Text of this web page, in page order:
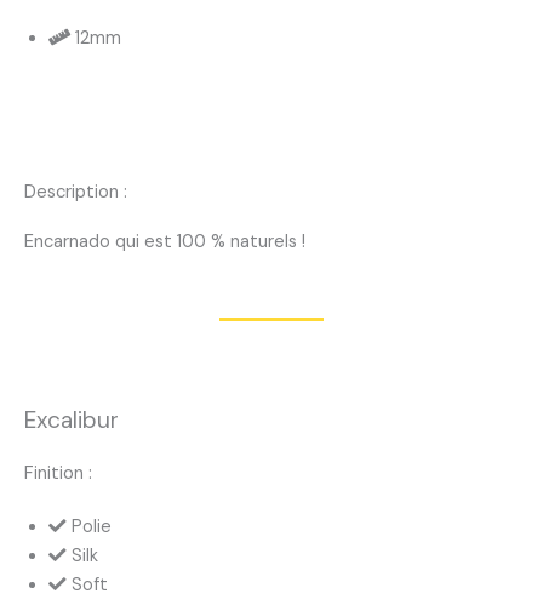
12mm
Description :
Encarnado qui est 100 % naturels !
Excalibur
Finition :
Polie
Silk
Soft